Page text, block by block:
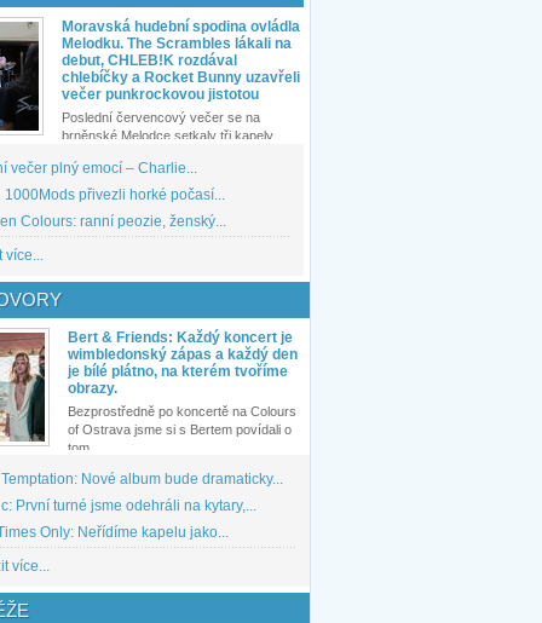
Moravská hudební spodina ovládla
Melodku. The Scrambles lákali na
debut, CHLEB!K rozdával
chlebíčky a Rocket Bunny uzavřeli
večer punkrockovou jistotou
Poslední červencový večer se na
brněnské Melodce setkaly tři kapely...
večer plný emocí – Charlie...
přivezli horké počasí...
Colours: ranní peozie, ženský...
více...
Bert & Friends: Každý koncert je
wimbledonský zápas a každý den
je bílé plátno, na kterém tvoříme
obrazy.
Bezprostředně po koncertě na Colours
of Ostrava jsme si s Bertem povídali o
tom,...
Nové album bude dramaticky...
První turné jsme odehráli na kytary,...
Only: Neřídíme kapelu jako...
více...